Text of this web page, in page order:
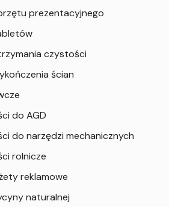
prezentacyjnego
czystości
ścian
do AGD
do narzędzi mechanicznych
rolnicze
reklamowe
naturalnej